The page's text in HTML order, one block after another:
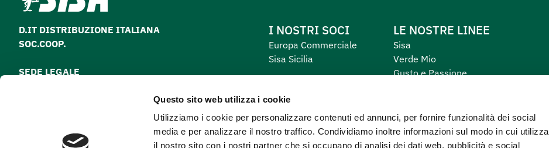
Questo sito web utilizza i cookie
Utilizziamo i cookie per personalizzare contenuti ed annunci, per fornire funzionalità dei social
media e per analizzare il nostro traffico. Condividiamo inoltre informazioni sul modo in cui utilizza
il nostro sito con i nostri partner che si occupano di analisi dei dati web, pubblicità e social
D.IT DISTRIBUZIONE ITALIANA
SOC.COOP.
SEDE LEGALE
I NOSTRI SOCI
Europa Commerciale
Sisa Sicilia
LE NOSTRE LINEE
Sisa
Verde Mio
Gusto e Passione